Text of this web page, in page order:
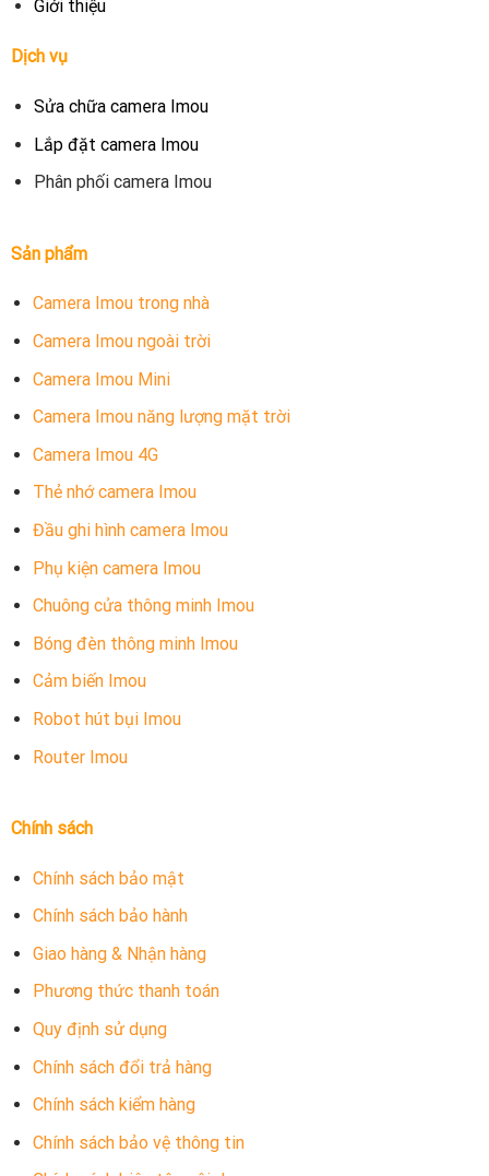
Giới thiệu
Dịch vụ
Sửa chữa camera Imou
Lắp đặt camera Imou
Phân phối camera Imou
Sản phẩm
Camera Imou trong nhà
Camera Imou ngoài trời
Camera Imou Mini
Camera Imou năng lượng mặt trời
Camera Imou 4G
Thẻ nhớ camera Imou
Đầu ghi hình camera Imou
Phụ kiện camera Imou
Chuông cửa thông minh Imou
Bóng đèn thông minh Imou
Cảm biến Imou
Robot hút bụi Imou
Router Imou
Chính sách
Chính sách bảo mật
Chính sách bảo hành
Giao hàng & Nhận hàng
Phương thức thanh toán
Quy định sử dụng
Chính sách đổi trả hàng
Chính sách kiểm hàng
Chính sách bảo vệ thông tin